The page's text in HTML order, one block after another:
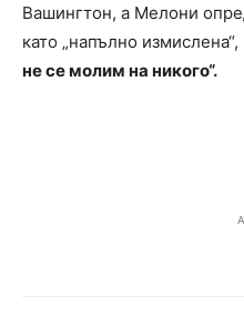
Вашингтон, а Мелони
като „напълно измислена“,
не се молим на никого“.